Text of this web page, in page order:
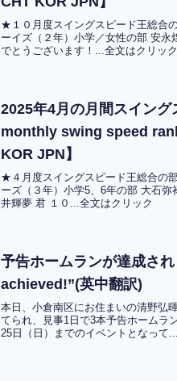
★１０月度スイングスピード王総合
ーイズ（２年）小学／女性の部 安
でとうございます！...全文はクリック
2025年4月の月間スイン
monthly swing speed
KOR JPN】
★４月度スイングスピード王総合の
ーズ（３年）小学5、6年の部 大石
井輝夢 君 １０...全文はクリック
予告ホームランが達成さ
achieved!”(英中翻訳)
本日、小倉南区にお住まいの清野弘
てられ、見事1日で3本予告ホームラ
25日（日）までのイベントとなって